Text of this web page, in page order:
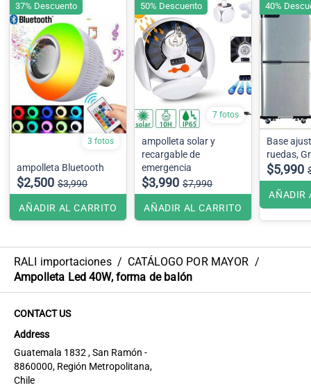
3 fotos
ampolleta Bluetooth
$2,500 $3,990
AÑADIR AL CARRITO
37% Descuento
7 fotos
ampolleta solar y
recargable de
emergencia
$3,990 $7,990
AÑADIR AL CARRITO
50% Descuento
Base
$5,990
AÑADIR
40%
RALI importaciones / CATÁLOGO POR MAYOR /
Ampolleta Led 40W, forma de balón
CONTACT US
Address
Guatemala 1832 , San Ramón -
8860000, Región Metropolitana,
Chile